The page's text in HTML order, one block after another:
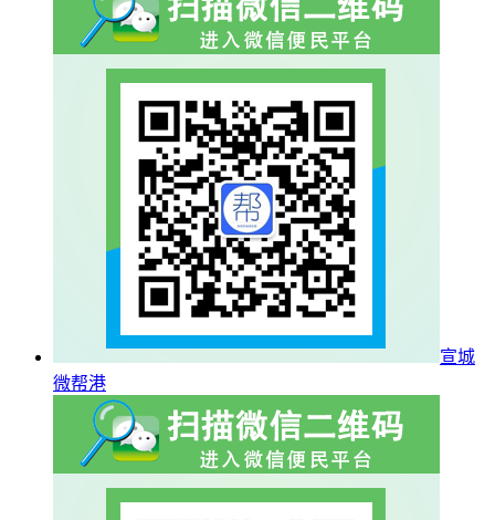
宣城
微帮港